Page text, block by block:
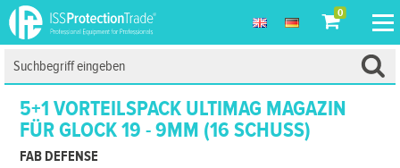
0
5+1 VORTEILSPACK ULTIMAG MAGAZIN
FÜR GLOCK 19 - 9MM (16 SCHUSS)
FAB DEFENSE